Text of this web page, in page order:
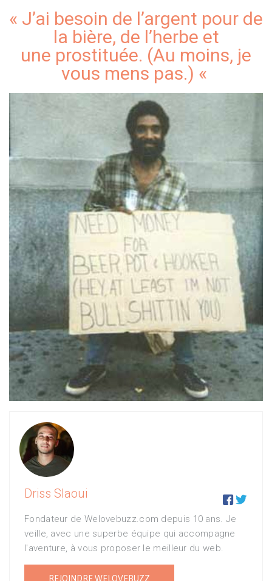
« J’ai besoin de l’argent pour de
la bière, de l’herbe et
une prostituée. (Au moins, je
vous mens pas.) «
Driss Slaoui 

Fondateur de Welovebuzz.com depuis 10 ans. Je
veille, avec une superbe équipe qui accompagne
l'aventure, à vous proposer le meilleur du web.
REJOINDRE WELOVEBUZZ